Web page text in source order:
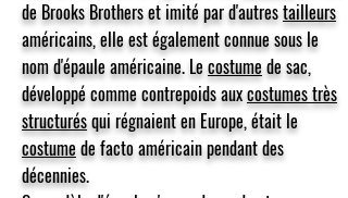
de Brooks Brothers et imité par d'autrestailleurs
américains, elle est également connue sous le
nom d'épaule américaine. Lecostumede sac,
développé comme contrepoids auxcostumes très
structurésqui régnaient en Europe, était le
costumede facto américain pendant des
décennies.